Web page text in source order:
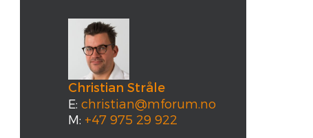
Christian Stråle
E: christian@mforum.no
M: +47 975 29 922